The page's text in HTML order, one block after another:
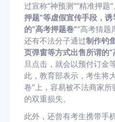
过宣称“神预测”“精准押题”
押题”等虚假宣传手段，
的“高考押题卷”“高考猜题
还有不法分子通过制作钓
页弹窗等方式出售所谓的“
旦点击，就会以预付订金
此，教育部表示，考生将
卷”上 ，容易被不法商家
的双重损失。
此外，还曾有考生携带手